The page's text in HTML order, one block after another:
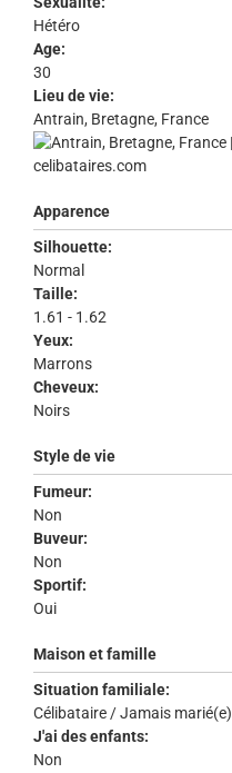
Hétéro
Age:
30
Lieu de vie:
Antrain, Bretagne, France
Apparence
Silhouette:
Normal
Taille:
1.61 - 1.62
Yeux:
Marrons
Cheveux:
Noirs
Style de vie
Fumeur:
Non
Buveur:
Non
Sportif:
Oui
Maison et famille
Situation familiale:
Célibataire / Jamais marié(e)
J'ai des enfants:
Non